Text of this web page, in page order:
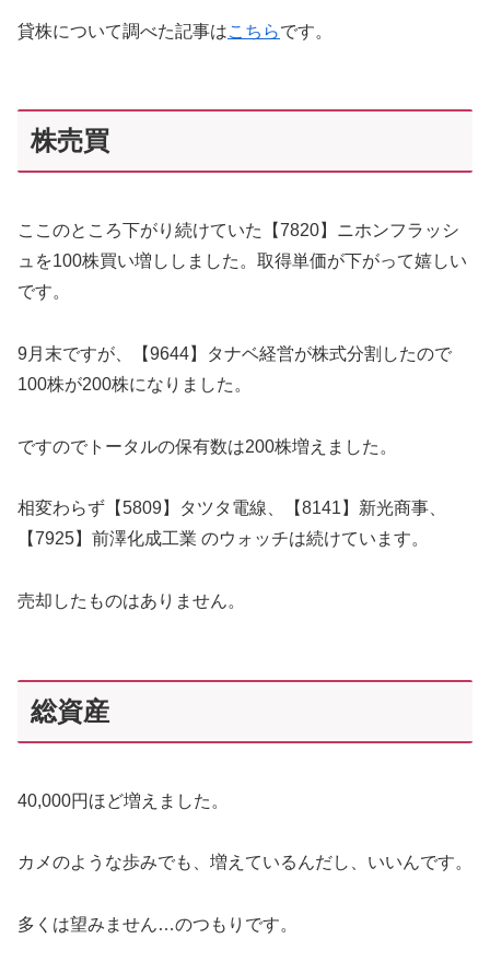
貸株について調べた記事はこちらです。
株売買
ここのところ下がり続けていた【7820】ニホンフラッシ
ュを100株買い増ししました。取得単価が下がって嬉しい
です。
9月末ですが、【9644】タナベ経営が株式分割したので
100株が200株になりました。
ですのでトータルの保有数は200株増えました。
相変わらず【5809】タツタ電線、【8141】新光商事、
【7925】前澤化成工業 のウォッチは続けています。
売却したものはありません。
総資産
40,000円ほど増えました。
カメのような歩みでも、増えているんだし、いいんです。
多くは望みません…のつもりです。